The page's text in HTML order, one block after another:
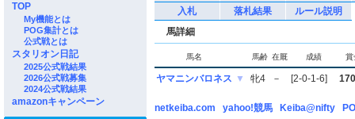
TOP
My機能とは
POG集計とは
公式戦とは
スタリオン日記
2025公式戦結果
2026公式戦募集
2024公式戦結果
amazonキャンペーン
入札
落札結果
ルール説明
馬詳細
馬名 馬齢 在厩 成績 賞
ヤマニンバロネス ▼ 牝4 － [2-0-1-6]
netkeiba.com yahoo!競馬 Keiba@nifty